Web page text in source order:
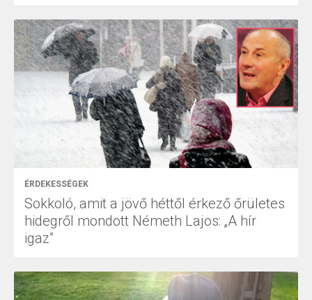
ÉRDEKESSÉGEK
Sokkoló, amit a jövő héttől érkező őrületes
hidegről mondott Németh Lajos: „A hír
igaz”